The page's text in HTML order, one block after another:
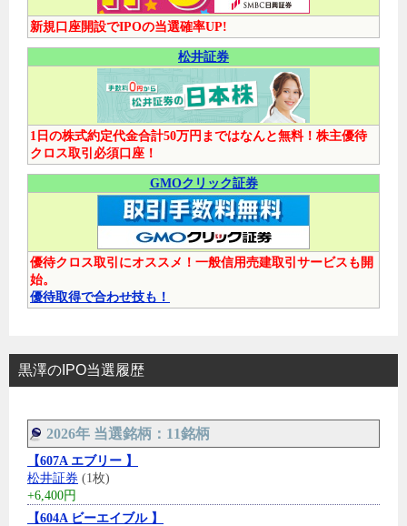
新規口座開設でIPOの当選確率UP!
松井証券
1日の株式約定代金合計50万円まではなんと無料！株主優待
クロス取引必須口座！
GMOクリック証券
優待クロス取引にオススメ！一般信用売建取引サービスも開
始。
優待取得で合わせ技も！
黒澤のIPO当選履歴
2026年 当選銘柄：11銘柄
【607A エブリー 】
松井証券 (1枚)
+6,400円
【604A ビーエイブル 】